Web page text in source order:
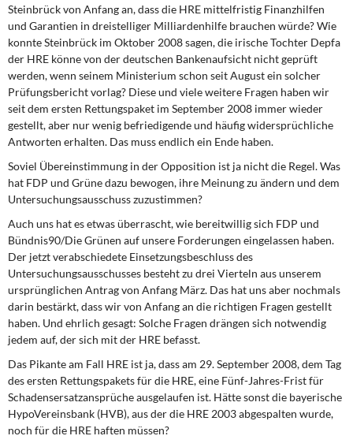
Weitere Themen
Memo-Gruppe
Institut Solidarische Moderne
Rosa-Luxemburg-Stiftung
Über mich
Kontakt
Steinbrück von Anfang an, dass die HRE mittelfristig Finanzhilfen
und Garantien in dreistelliger Milliardenhilfe brauchen würde? Wie
konnte Steinbrück im Oktober 2008 sagen, die irische Tochter Depfa
der HRE könne von der deutschen Bankenaufsicht nicht geprüft
werden, wenn seinem Ministerium schon seit August ein solcher
Prüfungsbericht vorlag? Diese und viele weitere Fragen haben wir
seit dem ersten Rettungspaket im September 2008 immer wieder
gestellt, aber nur wenig befriedigende und häufig widersprüchliche
Antworten erhalten. Das muss endlich ein Ende haben.
Soviel Übereinstimmung in der Opposition ist ja nicht die Regel. Was
hat FDP und Grüne dazu bewogen, ihre Meinung zu ändern und dem
Untersuchungsausschuss zuzustimmen?
Auch uns hat es etwas überrascht, wie bereitwillig sich FDP und
Bündnis90/Die Grünen auf unsere Forderungen eingelassen haben.
Der jetzt verabschiedete Einsetzungsbeschluss des
Untersuchungsausschusses besteht zu drei Vierteln aus unserem
ursprünglichen Antrag von Anfang März. Das hat uns aber nochmals
darin bestärkt, dass wir von Anfang an die richtigen Fragen gestellt
haben. Und ehrlich gesagt: Solche Fragen drängen sich notwendig
jedem auf, der sich mit der HRE befasst.
Das Pikante am Fall HRE ist ja, dass am 29. September 2008, dem Tag
des ersten Rettungspakets für die HRE, eine Fünf-Jahres-Frist für
Schadensersatzansprüche ausgelaufen ist. Hätte sonst die bayerische
HypoVereinsbank (HVB), aus der die HRE 2003 abgespalten wurde,
noch für die HRE haften müssen?